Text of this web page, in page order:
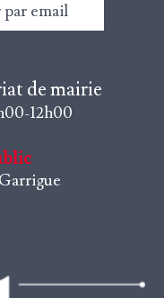
email
de mairie
12h00